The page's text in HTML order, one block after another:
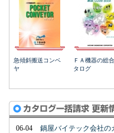
06-04 鍋屋バイテック会社の